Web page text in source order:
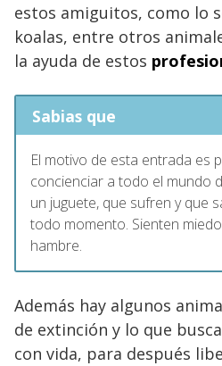
estos amiguitos, como lo
koalas, entre otros
la ayuda de estos
Sabias que
El motivo de esta entrada es
concienciar a todo el mundo
un juguete, que sufren y que
todo momento. Sienten
hambre.
Además hay algunos
de extinción y lo que
con vida, para después